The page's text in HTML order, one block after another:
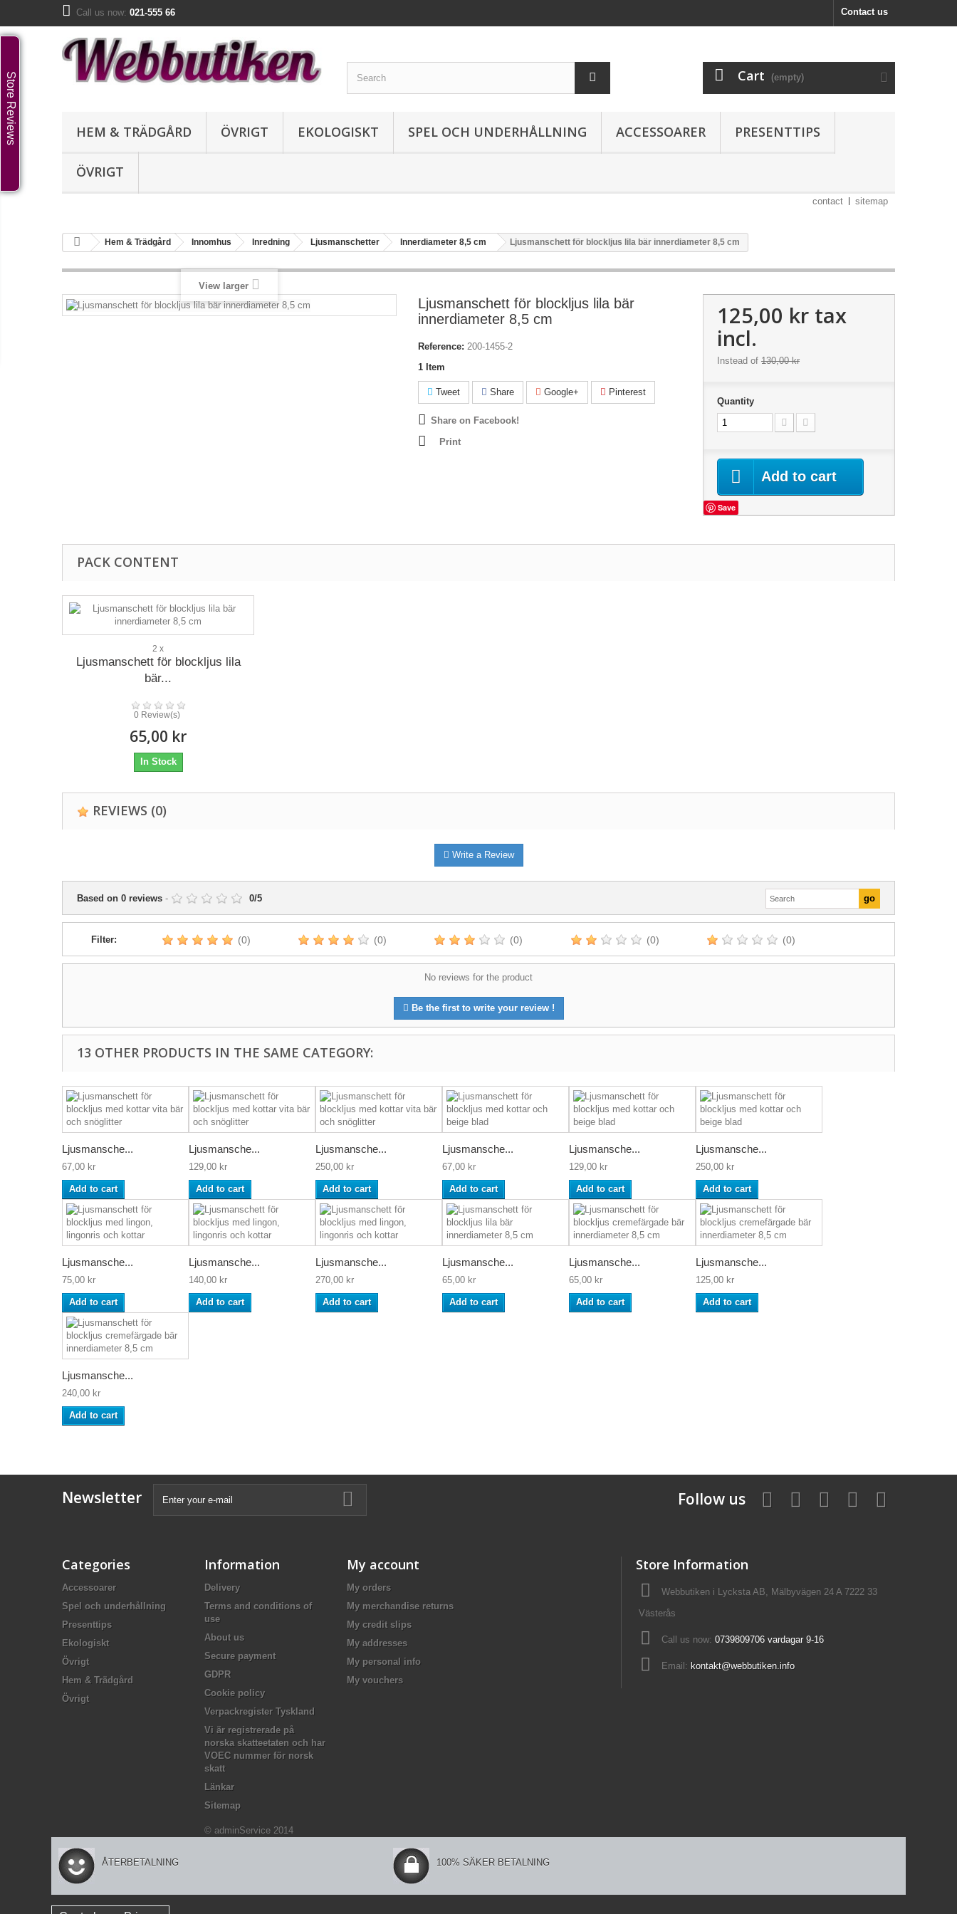
Contact us
Call us now: 021-555 66
Cart (empty)
HEM & TRÄDGÅRD ÖVRIGT EKOLOGISKT SPEL OCH UNDERHÅLLNING ACCESSOARER PRESENTTIPS
ÖVRIGT
contact sitemap
Hem & Trädgård Innomhus Inredning Ljusmanschetter Innerdiameter 8,5 cm Ljusmanschett för blockljus lila bär innerdiameter 8,5 cm
View larger
Ljusmanschett för blockljus lila bär
innerdiameter 8,5 cm
Reference: 200-1455-2
1 Item
Tweet Share Google+ Pinterest
Share on Facebook!
Print
125,00 krtax
incl.
Instead of 130,00 kr
Quantity
Add to cart
Save
PACK CONTENT
2 x
Ljusmanschett för blockljus lila
bär...
0 Review(s)
65,00 kr
In Stock
REVIEWS (0)
Write a Review
Based on 0 reviews - 0/5
Filter: (0) (0) (0) (0) (0)
No reviews for the product
Be the first to write your review !
13 OTHER PRODUCTS IN THE SAME CATEGORY:
Ljusmansche...
67,00 kr
Add to cart
Ljusmansche...
129,00 kr
Add to cart
Ljusmansche...
250,00 kr
Add to cart
Ljusmansche...
67,00 kr
Add to cart
Ljusmansche...
129,00 kr
Add to cart
Ljusmansche...
250,00 kr
Add to cart
Ljusmansche...
75,00 kr
Add to cart
Ljusmansche...
140,00 kr
Add to cart
Ljusmansche...
270,00 kr
Add to cart
Ljusmansche...
65,00 kr
Add to cart
Ljusmansche...
65,00 kr
Add to cart
Ljusmansche...
125,00 kr
Add to cart
Ljusmansche...
240,00 kr
Add to cart
Newsletter Follow us
Categories
Accessoarer
Spel och underhållning
Presenttips
Ekologiskt
Övrigt
Hem & Trädgård
Övrigt
Information
Delivery
Terms and conditions of
use
About us
Secure payment
GDPR
Cookie policy
Verpackregister Tyskland
Vi är registrerade på
norska skatteetaten och har
VOEC nummer för norsk
skatt
Länkar
Sitemap
© adminService 2014
My account
My orders
My merchandise returns
My credit slips
My addresses
My personal info
My vouchers
Store Information
Webbutiken i Lycksta AB, Mälbyvägen 24 A 7222 33
Västerås
Call us now: 0739809706 vardagar 9-16
Email: kontakt@webbutiken.info
ÅTERBETALNING 100% SÄKER BETALNING
Store Reviews